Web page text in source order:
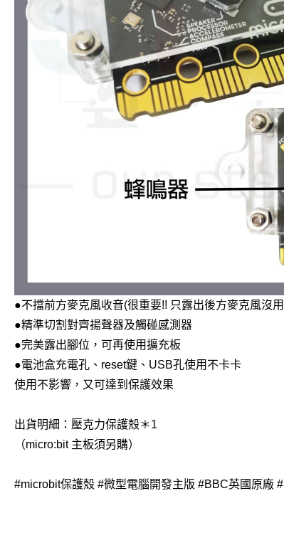
●不擋前方麥克風收音(很重要!! 只露出後方麥克風沒
●精準切割對齊揚聲器及觸碰感測器
●完美露出腳位，可再使用擴充板
●電池盒充電孔、reset鍵、USB孔使用不卡卡
使用不影響，又可達到保護效果
出貨明細：壓克力保護殼＊1
（micro:bit 主板須另購）
#microbit保護殼 #微型電腦開發主版 #BBC英國原廠